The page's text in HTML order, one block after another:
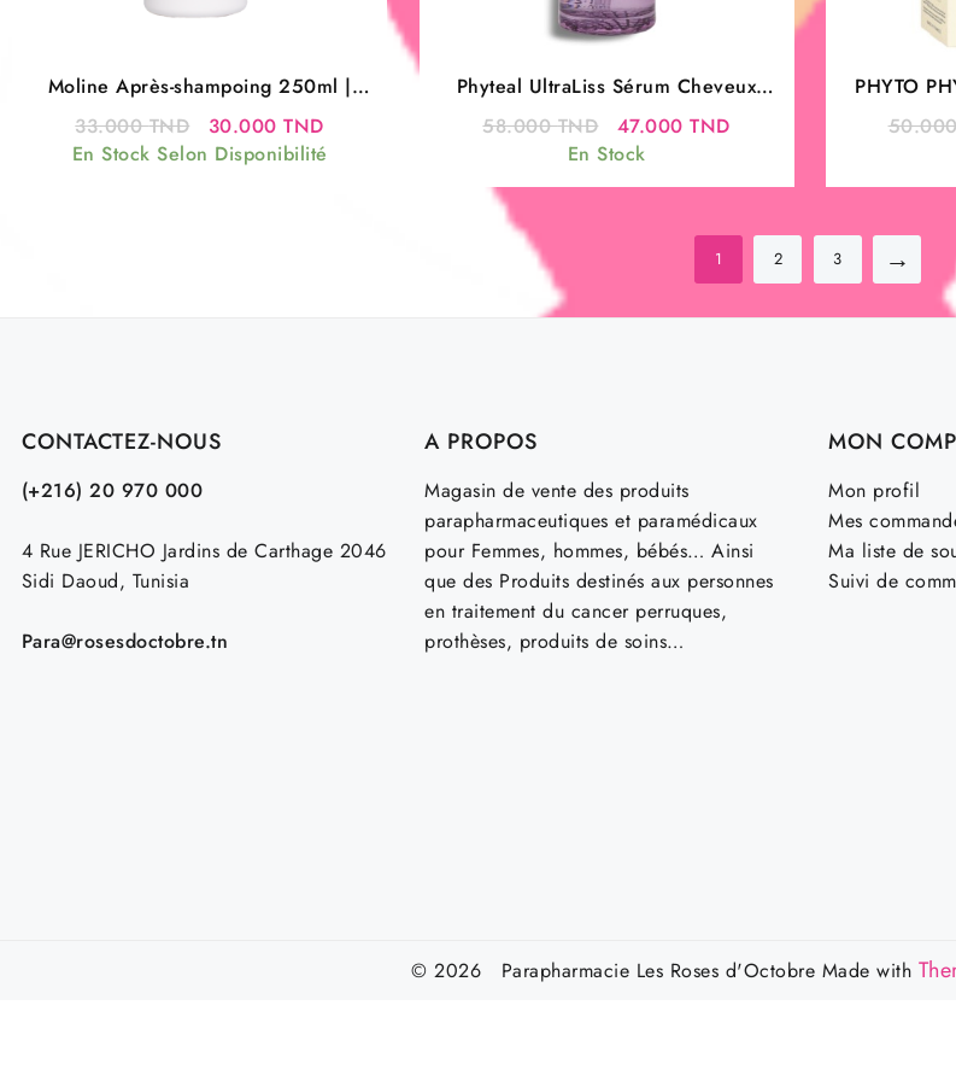
Moline Après-shampoing 250ml |
Soin Hydratant Cheveux Secs
33.000TND
Le
prix
30.000TNDLe
prix
En Stock Selon Disponibilité
Phyteal UltraLiss Sérum Cheveux
100 ml
58.000TND
Le
prix
initial
58.000 TND.
47.000TNDLe
actuel
47.000 TND.
En Stock
PHYTO
1 2 3 →
CONTACTEZ-NOUS
(+216) 20 970 000
4 Rue JERICHO Jardins de Carthage 2046
Sidi Daoud, Tunisia
Para@rosesdoctobre.tn
A PROPOS
Magasin de vente des produits
parapharmaceutiques et paramédicaux
pour Femmes, hommes, bébés… Ainsi
que des Produits destinés aux personnes
en traitement du cancer perruques,
prothèses, produits de soins…
MON
Mon profil
Mes
Ma liste de
Suivi de
© 2026 Parapharmacie Les Roses d'Octobre Made with